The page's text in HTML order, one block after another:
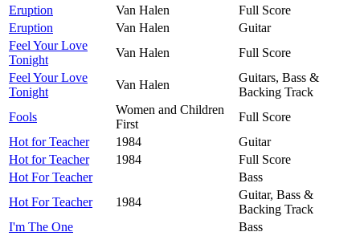
Eruption
Van Halen
Full Score
Eruption
Van Halen
Guitar
Feel Your Love
Tonight
Van Halen
Full Score
Feel Your Love
Tonight
Van Halen
Guitars, Bass &
Backing Track
Fools
Women and Children
First
Full Score
Hot for Teacher
1984
Guitar
Hot for Teacher
1984
Full Score
Hot For Teacher
Bass
Hot For Teacher
1984
Guitar, Bass &
Backing Track
I'm The One
Bass